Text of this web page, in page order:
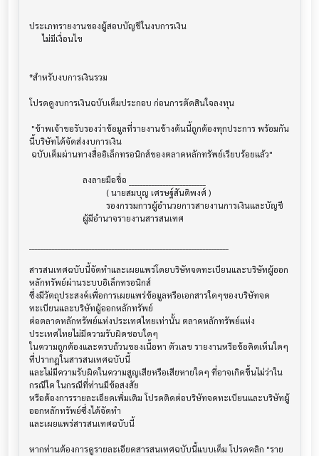
ประเภทรายงานของผู้สอบบัญชีในงบการเงิน
      ไม่มีเงื่อนไข
*สำหรับงบการเงินรวม
โปรดดูงบการเงินฉบับเต็มประกอบ ก่อนการตัดสินใจลงทุน
นี้บริษัทได้จัดส่งงบการเงิน
สารสนเทศฉบับนี้จัดทำและเผยแพร่โดยบริษัทจดทะเบียนและบริษัทผู้ออก
หลักทรัพย์ผ่านระบบอิเล็กทรอนิกส์
ซึ่งมีวัตถุประสงค์เพื่อการเผยแพร่ข้อมูลหรือเอกสารใดๆของบริษัทจด
ทะเบียนและบริษัทผู้ออกหลักทรัพย์
ต่อตลาดหลักทรัพย์แห่งประเทศไทยเท่านั้น ตลาดหลักทรัพย์แห่ง
ประเทศไทยไม่มีความรับผิดชอบใดๆ
ในความถูกต้องและครบถ้วนของเนื้อหา ตัวเลข รายงานหรือข้อคิดเห็นใดๆ
ที่ปรากฎในสารสนเทศฉบับนี้
และไม่มีความรับผิดในความสูญเสียหรือเสียหายใดๆ ที่อาจเกิดขึ้นไม่ว่าใน
กรณีใด ในกรณีที่ท่านมีข้อสงสัย
หรือต้องการรายละเอียดเพิ่มเติม โปรดติดต่อบริษัทจดทะเบียนและบริษัทผู้
ออกหลักทรัพย์ซึ่งได้จัดทำ
และเผยแพร่สารสนเทศฉบับนี้
หากท่านต้องการดูรายละเอียดสารสนเทศฉบับนี้แบบเต็ม โปรดคลิก "ราย